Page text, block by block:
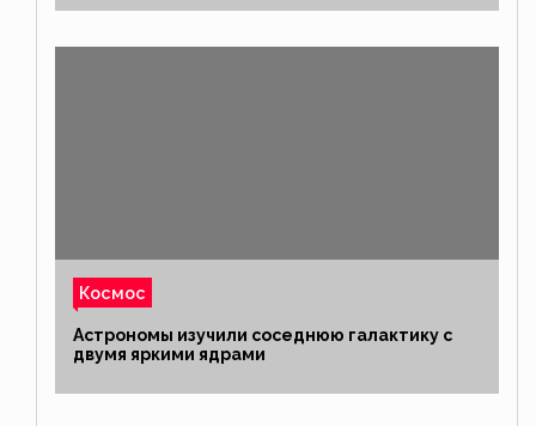
Космос
Астрономы изучили соседнюю галактику с
двумя яркими ядрами